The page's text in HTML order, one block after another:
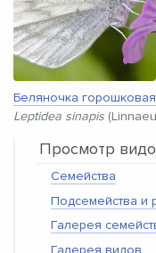
Беляночка
Leptidea sinapis
Просмотр
Семейства
Подсемейства и
Галерея
Галерея видов